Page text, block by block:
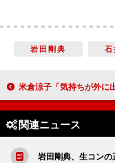
岩田剛典 石
米倉涼子「気持ちが外に出やすいタイプ」 トランプ大統領にもベス
関連ニュース
岩田剛典、生コン